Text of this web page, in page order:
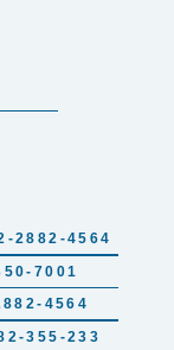
2882-4564
7001
4564
355-233